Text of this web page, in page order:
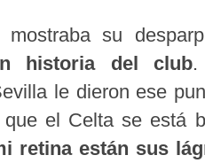
mostraba su
historia del club.
le dieron ese
el Celta se está
retina están sus